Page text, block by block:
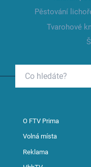
Pěstování
Tvarohové
O FTV Prima
Volná místa
Reklama